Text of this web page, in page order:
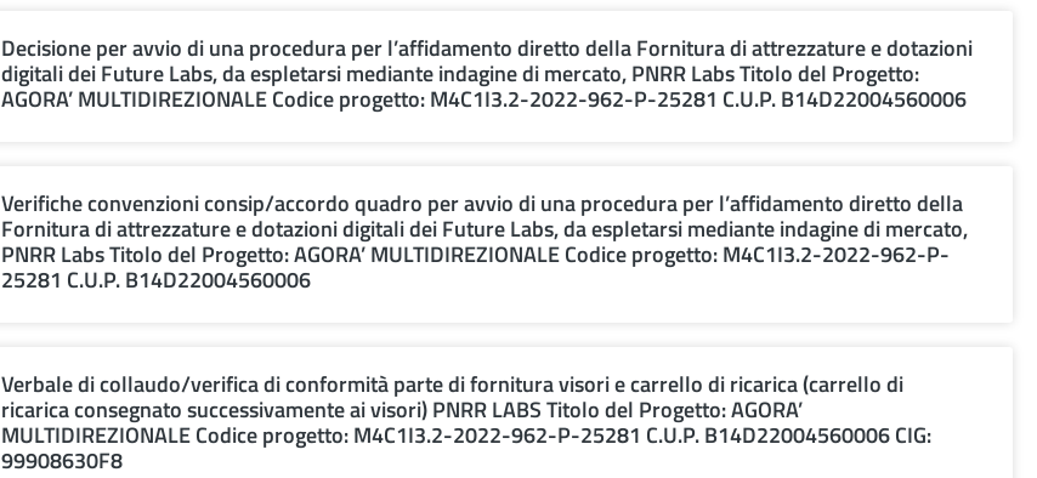
Decisione per avvio di una procedura per l’affidamento diretto della Fornitura di attrezzature e dotazioni
digitali dei Future Labs, da espletarsi mediante indagine di mercato, PNRR Labs Titolo del Progetto:
AGORA’ MULTIDIREZIONALE Codice progetto: M4C1I3.2-2022-962-P-25281 C.U.P. B14D22004560006
Verifiche convenzioni consip/accordo quadro per avvio di una procedura per l’affidamento diretto della
Fornitura di attrezzature e dotazioni digitali dei Future Labs, da espletarsi mediante indagine di mercato,
PNRR Labs Titolo del Progetto: AGORA’ MULTIDIREZIONALE Codice progetto: M4C1I3.2-2022-962-P-
25281 C.U.P. B14D22004560006
Verbale di collaudo/verifica di conformità parte di fornitura visori e carrello di ricarica (carrello di
ricarica consegnato successivamente ai visori) PNRR LABS Titolo del Progetto: AGORA’
MULTIDIREZIONALE Codice progetto: M4C1I3.2-2022-962-P-25281 C.U.P. B14D22004560006 CIG:
99908630F8